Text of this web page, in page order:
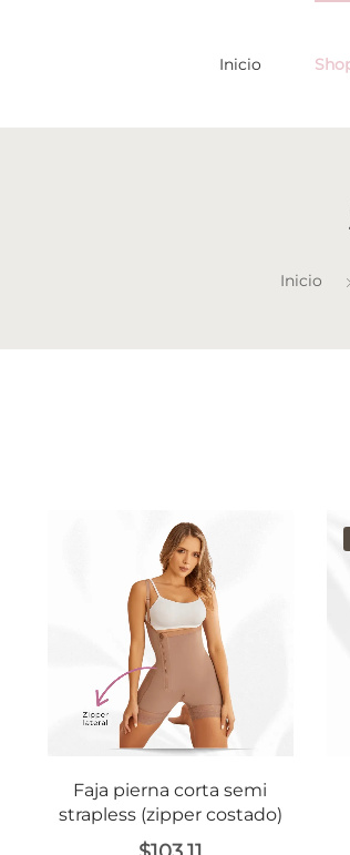
Inicio
Inicio
Faja pierna corta semi
strapless (zipper costado)